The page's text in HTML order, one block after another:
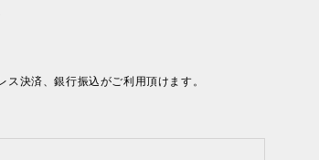
決済、銀行振込がご利用頂けます。